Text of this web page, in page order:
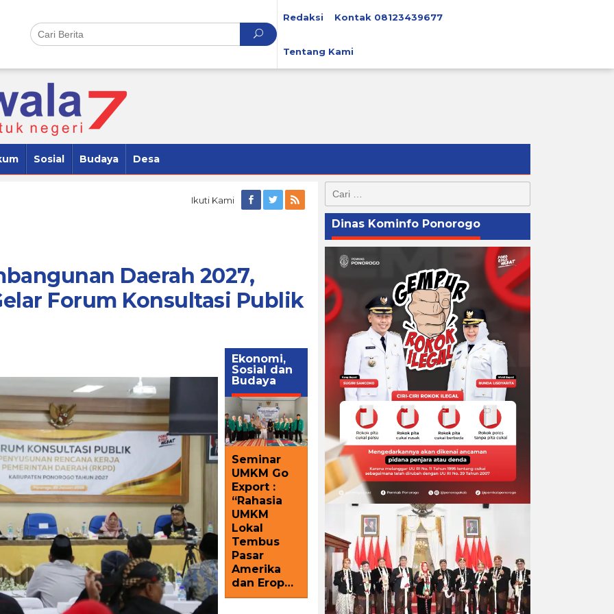
Redaksi Kontak 08123439677
Tentang Kami
Sosial Budaya Desa
Ikuti Kami
Daerah 2027,
Forum Konsultasi Publik
Ekonomi,
Sosial dan
Budaya
Seminar
UMKM Go
Export :
“Rahasia
UMKM
Lokal
Tembus
Pasar
Amerika
dan Erop…
untuk:
Dinas Kominfo Ponorogo